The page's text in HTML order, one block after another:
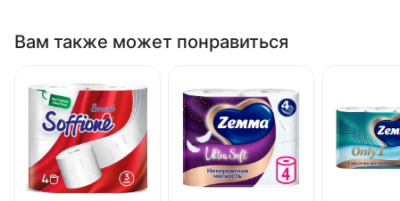
Вам также может понравиться